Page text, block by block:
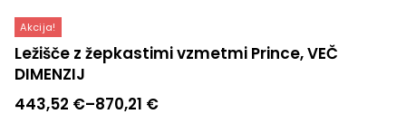
Akcija!
Ležišče z žepkastimi vzmetmi Prince, VEČ
DIMENZIJ
443,52 €–870,21 €
Cenovni